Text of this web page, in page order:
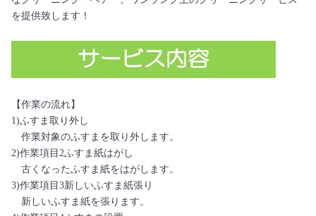
を提供致します！
【作業の流れ】
1)ふすま取り外し
作業対象のふすまを取り外します。
2)作業項目2ふすま紙はがし
古くなったふすま紙をはがします。
3)作業項目3新しいふすま紙張り
新しいふすま紙を張ります。